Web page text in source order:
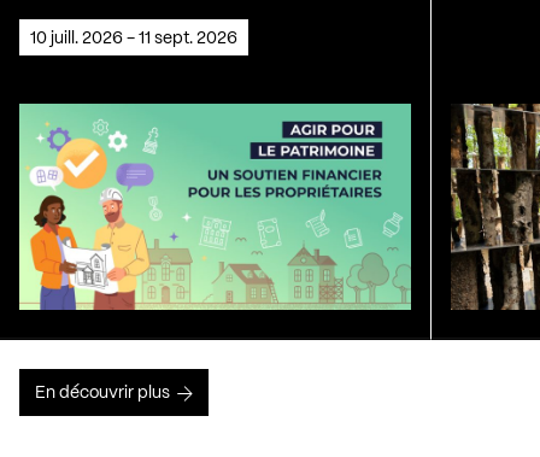
10 juill. 2026 - 11 sept. 2026
En découvrir plus